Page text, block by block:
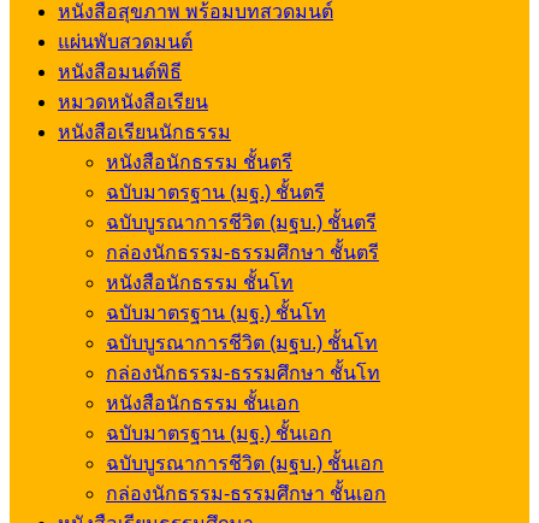
หนังสือสุขภาพ พร้อมบทสวดมนต์
แผ่นพับสวดมนต์
หนังสือมนต์พิธี
หมวดหนังสือเรียน
หนังสือเรียนนักธรรม
หนังสือนักธรรม ชั้นตรี
ฉบับมาตรฐาน (มฐ.) ชั้นตรี
ฉบับบูรณาการชีวิต (มฐบ.) ชั้นตรี
กล่องนักธรรม-ธรรมศึกษา ชั้นตรี
หนังสือนักธรรม ชั้นโท
ฉบับมาตรฐาน (มฐ.) ชั้นโท
ฉบับบูรณาการชีวิต (มฐบ.) ชั้นโท
กล่องนักธรรม-ธรรมศึกษา ชั้นโท
หนังสือนักธรรม ชั้นเอก
ฉบับมาตรฐาน (มฐ.) ชั้นเอก
ฉบับบูรณาการชีวิต (มฐบ.) ชั้นเอก
กล่องนักธรรม-ธรรมศึกษา ชั้นเอก